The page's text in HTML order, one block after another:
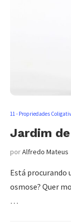
11 - Propriedades
Jardim
porAlfredo Mateus
Está procurando
osmose? Quer
…